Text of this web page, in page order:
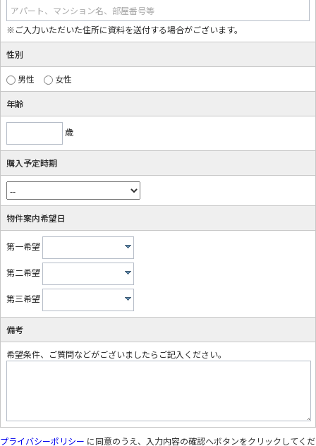
アパート、マンション名、部屋番号等
※ご入力いただいた住所に資料を送付する場合がございます。
性別
男性 女性
年齢
歳
購入予定時期
物件案内希望日
第一希望
第二希望
第三希望
備考
希望条件、ご質問などがございましたらご記入ください。
プライバシーポリシー に同意のうえ、入力内容の確認へボタンをクリックしてくだ